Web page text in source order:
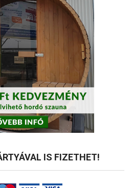
IS FIZETHET!